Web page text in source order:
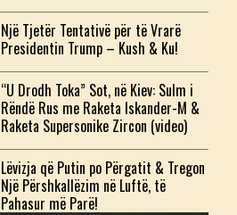
Një Tjetër Tentativë për të Vrarë
Presidentin Trump – Kush & Ku!
“U Drodh Toka” Sot, në Kiev: Sulm i
Rëndë Rus me Raketa Iskander-M &
Raketa Supersonike Zircon (video)
Lëvizja që Putin po Përgatit & Tregon
Një Përshkallëzim në Luftë, të
Pahasur më Parë!